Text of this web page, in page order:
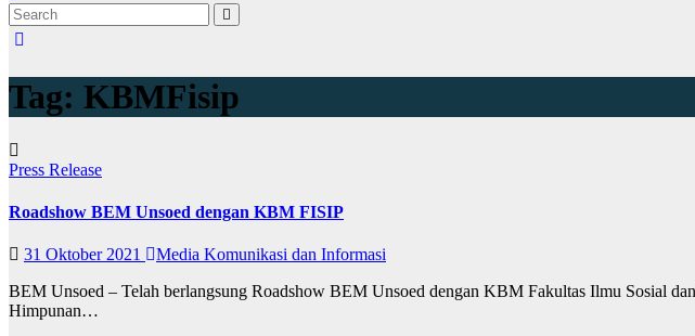
Tag: KBMFisip
Press Release
Roadshow BEM Unsoed dengan KBM FISIP
31 Oktober 2021
Media Komunikasi dan Informasi
BEM Unsoed – Telah berlangsung Roadshow BEM Unsoed dengan KBM Fakultas Ilmu Sosial
Himpunan…